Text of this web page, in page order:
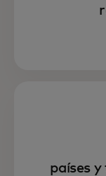
países